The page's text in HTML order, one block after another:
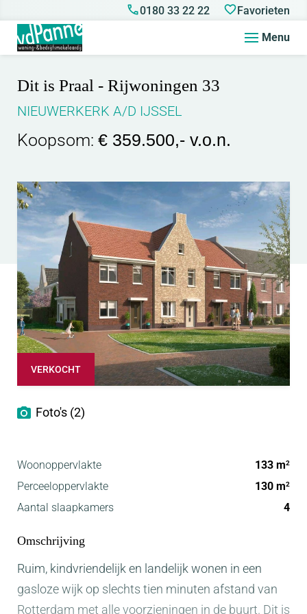
0180 33 22 22 Favorieten
Menu
Dit is Praal - Rijwoningen 33
NIEUWERKERK A/D IJSSEL
Koopsom: € 359.500,- v.o.n.
VERKOCHT
Foto's (2)
Woonoppervlakte 133 m2
Perceeloppervlakte 130 m2
Aantal slaapkamers 4
Omschrijving
Ruim, kindvriendelijk en landelijk wonen in een
gasloze wijk op slechts tien minuten afstand van
Rotterdam met alle voorzieningen in de buurt. Dit is